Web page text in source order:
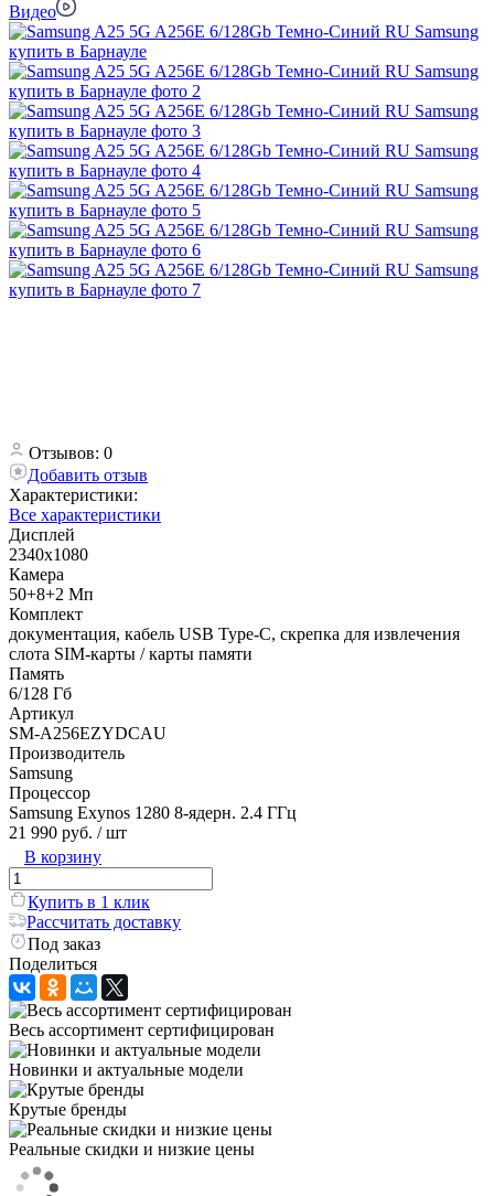
Видео
Отзывов: 0
Добавить отзыв
Характеристики:
Все характеристики
Дисплей
2340x1080
Камера
50+8+2 Мп
Комплект
документация, кабель USB Type-C, скрепка для извлечения
слота SIM-карты / карты памяти
Память
6/128 Гб
Артикул
SM-A256EZYDCAU
Производитель
Samsung
Процессор
Samsung Exynos 1280 8-ядерн. 2.4 ГГц
21 990 руб. / шт
В корзину
Купить в 1 клик
Рассчитать доставку
Под заказ
Поделиться
Весь ассортимент сертифицирован
Новинки и актуальные модели
Крутые бренды
Реальные скидки и низкие цены